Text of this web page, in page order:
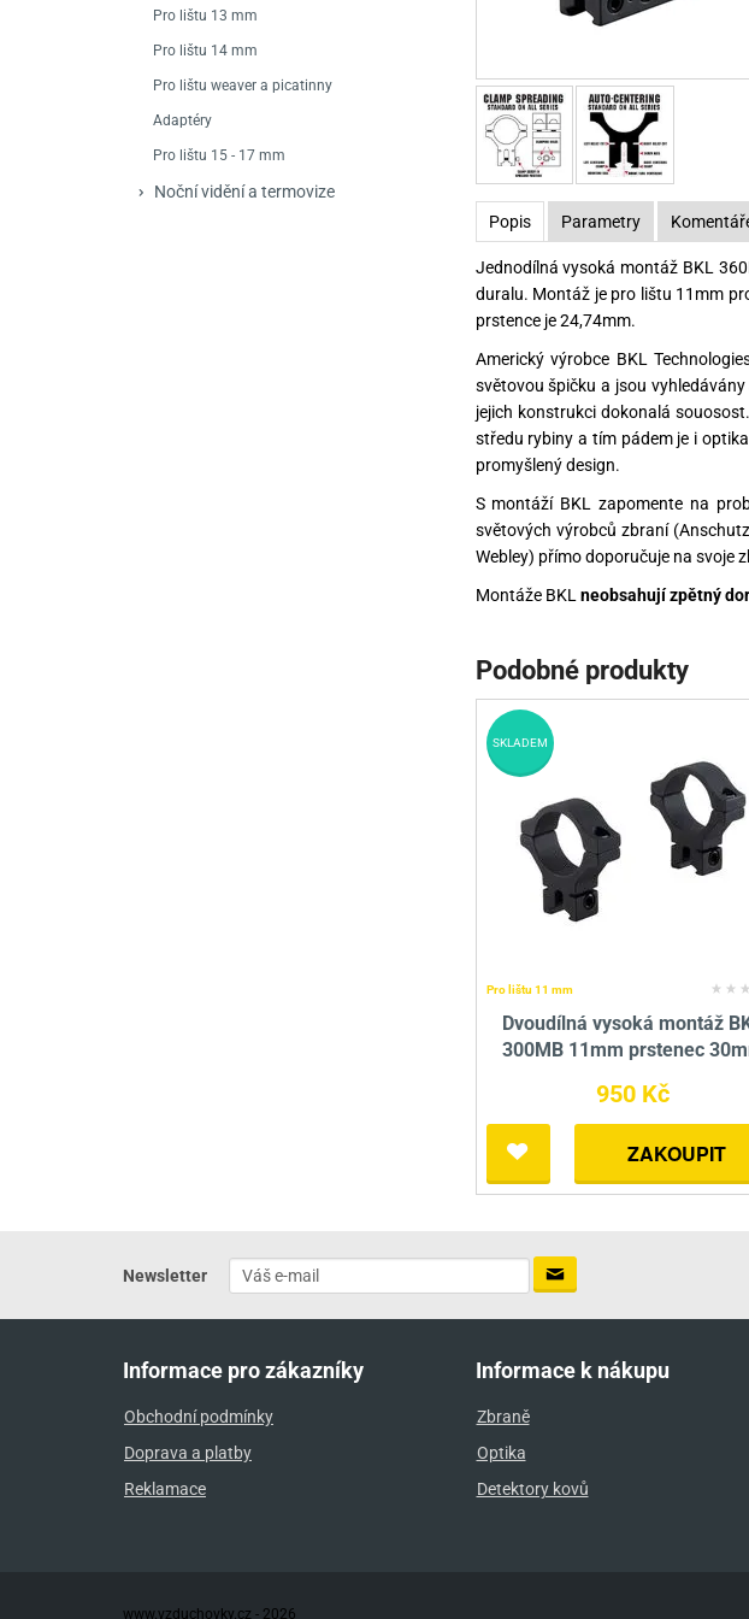
Brokovnice opakovací
Brokovnice samonabíjecí
Pistole samonabíjecí
Příslušenství pro nože
Mačety a sekery
Kuše
Obranné spreje
Pro lištu weaver a
Pro lištu 15 - 17 mm
Náboje na ZP
Pro lištu 13 mm
Pro lištu 14 mm
Pro lištu weaver a picatinny
Adaptéry
Pro lištu 15 - 17 mm
Noční vidění a termovize
Popis Parametry
Jednodílná vysoká montáž BKL
duralu. Montáž je pro lištu 11mm
prstence je 24,74mm.
Americký výrobce BKL
světovou špičku a jsou
jejich konstrukci dokonalá
středu rybiny a tím pádem je i
promyšlený design.
S montáží BKL zapomente na
světových výrobců zbraní
Webley) přímo doporučuje na svoje
Montáže BKL neobsahují zpětný
Podobné produkty
Pro lištu 11 mm
Dvoudílná vysoká montáž
300MB 11mm prstenec
950 Kč
ZAKOUPIT
SKLADEM
Newsletter
Informace pro zákazníky
Obchodní podmínky
Doprava a platby
Reklamace
Informace k nákupu
Zbraně
Optika
Detektory kovů
www.vzduchovky.cz - 2026